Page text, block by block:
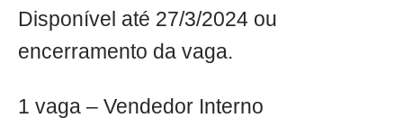
Disponível até 27/3/2024 ou
encerramento da vaga.
1 vaga – Vendedor Interno